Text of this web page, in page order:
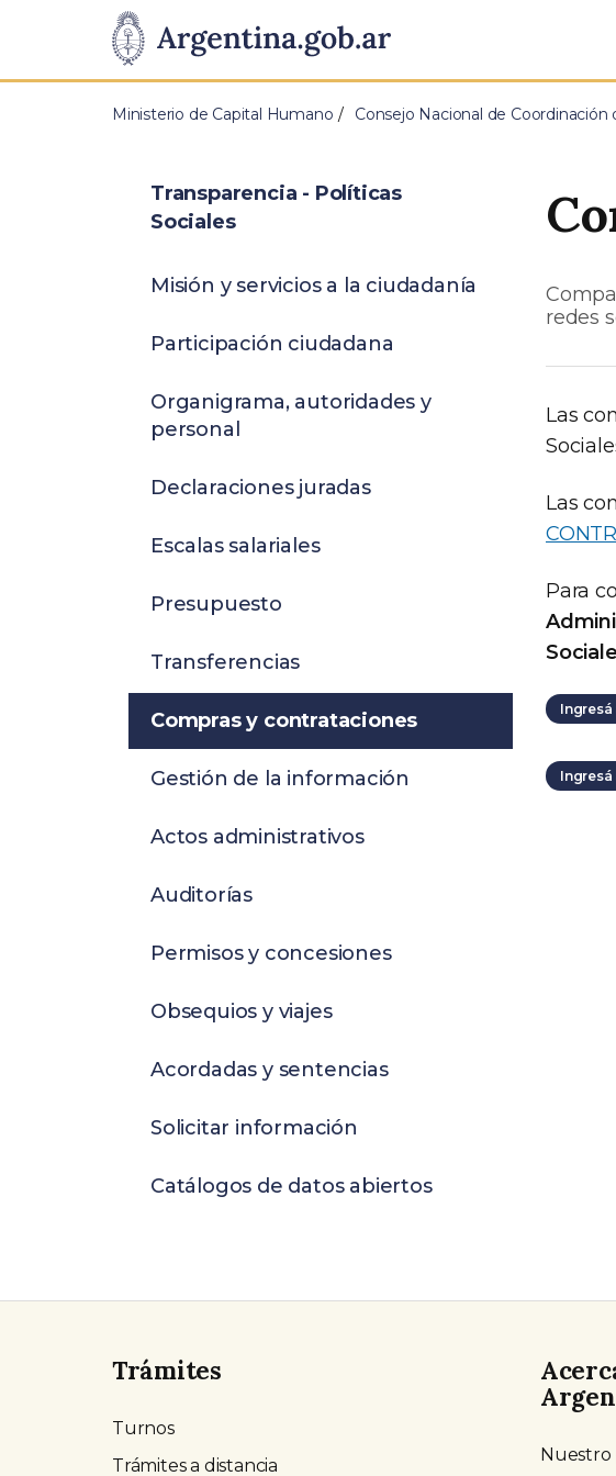
Presidencia
de
Pasar al contenido principal
Ministerio de Capital Humano Consejo Nacional de Coordinación
redes
Las
Las
Para
Ingresá
Ingresá
Transparencia - Políticas
Sociales
Misión y servicios a la ciudadanía
Participación ciudadana
Organigrama, autoridades y
personal
Declaraciones juradas
Escalas salariales
Presupuesto
Transferencias
Compras y contrataciones
Gestión de la información
Actos administrativos
Auditorías
Permisos y concesiones
Obsequios y viajes
Acordadas y sentencias
Solicitar información
Catálogos de datos abiertos
Trámites
Turnos
Trámites a distancia
Nuestro